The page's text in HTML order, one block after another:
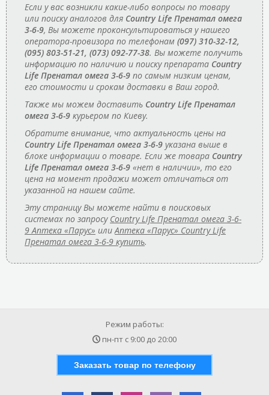
Если у вас возникли какие-либо вопросы по товару
или поиску аналогов для Country Life Пренатал омега
3-6-9, Вы можете проконсультироваться у нашего
оператора-провизора по телефонам (097) 310-32-12,
(095) 803-51-21, (073) 092-77-38. Вы можете получить
информацию по наличию и поиску препарата Country
Life Пренатал омега 3-6-9 по самым низким ценам,
его стоимости и срокам доставки в Ваш город.
Также мы можем доставить Country Life Пренатал
омега 3-6-9 курьером по Киеву.
Обратите внимание, что актуальность цены на
Country Life Пренатал омега 3-6-9 указана выше в
блоке информации о товаре. Если же товара Country
Life Пренатал омега 3-6-9 «нет в наличии», то его
цена на момент продажи может отличаться от
указанной на нашем сайте.
Эту страницу Вы можете найти в поисковых
системах по запросу Country Life Пренатал омега 3-6-
9 Аптека «Парус» илиАптека «Парус» Country Life
Пренатал омега 3-6-9 купить.
Режим работы:
пн-пт с 9:00 до 20:00
Заказать товар по телефону